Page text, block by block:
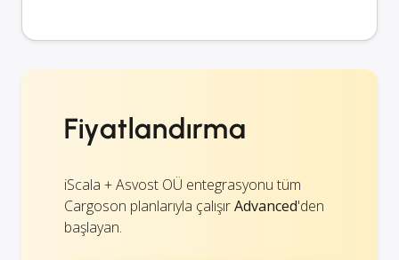
Fiyatlandırma
iScala + Asvost OÜ entegrasyonu tüm
Cargoson planlarıyla çalışırAdvanced'den
başlayan.